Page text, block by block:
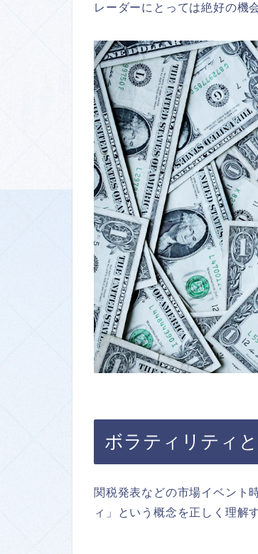
レーダーにとっては絶好の機
ボラティリティ
関税発表などの市場イベント
ィ」という概念を正しく理解